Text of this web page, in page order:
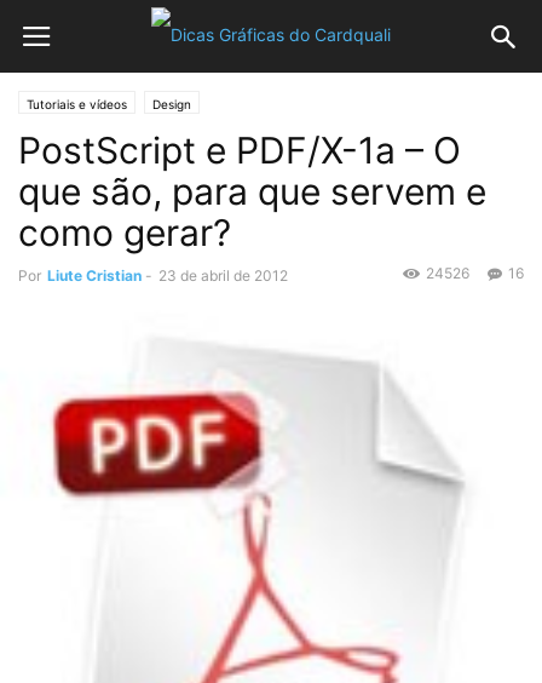
Tutoriais e vídeos Design
PostScript e PDF/X-1a – O
que são, para que servem e
como gerar?
Por Liute Cristian - 23 de abril de 2012 16
24526